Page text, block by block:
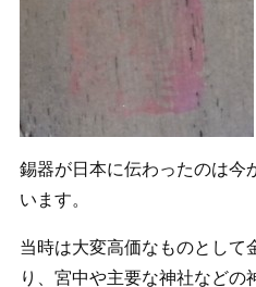
錫器が日本に伝わったのは今
います。
当時は大変高価なものとして
り、宮中や主要な神社などの